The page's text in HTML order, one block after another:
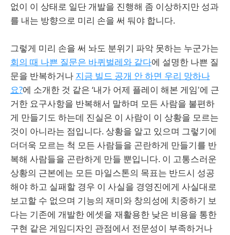
없이 이 상태로 일단 개발을 진행해 좀 이상하지만 성과
를 내는 방향으로 미리 손을 써 둬야 합니다.
그렇게 미리 손을 써 놔도 분위기 파악 못하는 누군가는
회의 때 나쁜 질문은 바퀴벌레와 같다에 설명한 나쁜 질
문을 반복하거나 지금 빌드 공개 안 하면 우리 망하나
요?에 소개한 것 같은 ‘내가 어제 플레이 해본 게임'에 근
거한 요구사항을 반복해서 말하며 모든 사람을 불편하
게 만들기도 하는데 진실은 이 사람이 이 상황을 모르는
것이 아니라는 점입니다. 상황을 알고 있으며 그렇기에
더더욱 모르는 척 모든 사람들을 곤란하게 만들기를 반
복해 사람들을 곤란하게 만들 뿐입니다. 이 고통스러운
상황의 근본에는 모든 마일스톤의 목표는 반드시 성공
해야 하고 실패할 경우 이 사실을 경영진에게 사실대로
보고할 수 없으며 기능의 재미와 창의성에 치중하기 보
다는 기존에 개발한 에셋을 재활용한 낮은 비용을 통한
구현 같은 게임디자인 관점에서 전문성이 부족하거나